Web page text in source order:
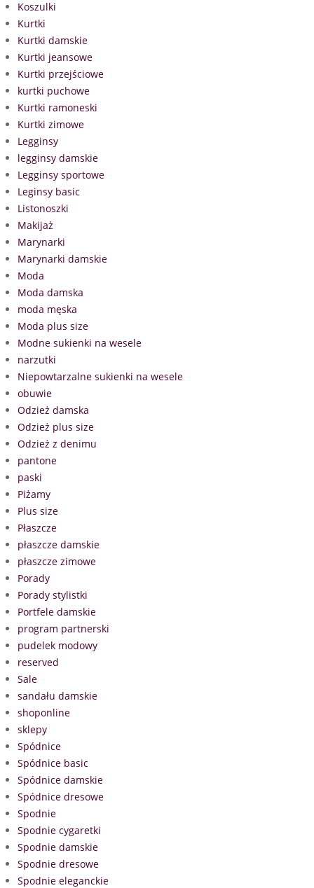
Koszulki
Kurtki
Kurtki damskie
Kurtki jeansowe
Kurtki przejściowe
kurtki puchowe
Kurtki ramoneski
Kurtki zimowe
Legginsy
legginsy damskie
Legginsy sportowe
Leginsy basic
Listonoszki
Makijaż
Marynarki
Marynarki damskie
Moda
Moda damska
moda męska
Moda plus size
Modne sukienki na wesele
narzutki
Niepowtarzalne sukienki na wesele
obuwie
Odzież damska
Odzież plus size
Odzież z denimu
pantone
paski
Piżamy
Plus size
Płaszcze
płaszcze damskie
płaszcze zimowe
Porady
Porady stylistki
Portfele damskie
program partnerski
pudelek modowy
reserved
Sale
sandału damskie
shoponline
sklepy
Spódnice
Spódnice basic
Spódnice damskie
Spódnice dresowe
Spodnie
Spodnie cygaretki
Spodnie damskie
Spodnie dresowe
Spodnie eleganckie